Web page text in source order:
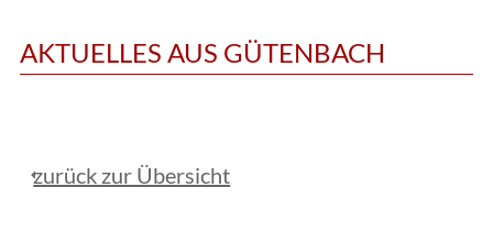
AKTUELLES AUS GÜTENBACH
zurück zur Übersicht